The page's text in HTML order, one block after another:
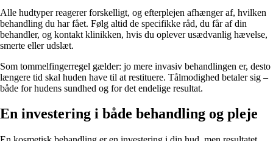
Alle hudtyper reagerer forskelligt, og efterplejen afhænger af, hvilken
behandling du har fået. Følg altid de specifikke råd, du får af din
behandler, og kontakt klinikken, hvis du oplever usædvanlig hævelse,
smerte eller udslæt.
Som tommelfingerregel gælder: jo mere invasiv behandlingen er, desto
længere tid skal huden have til at restituere. Tålmodighed betaler sig –
både for hudens sundhed og for det endelige resultat.
En investering i både behandling og pleje